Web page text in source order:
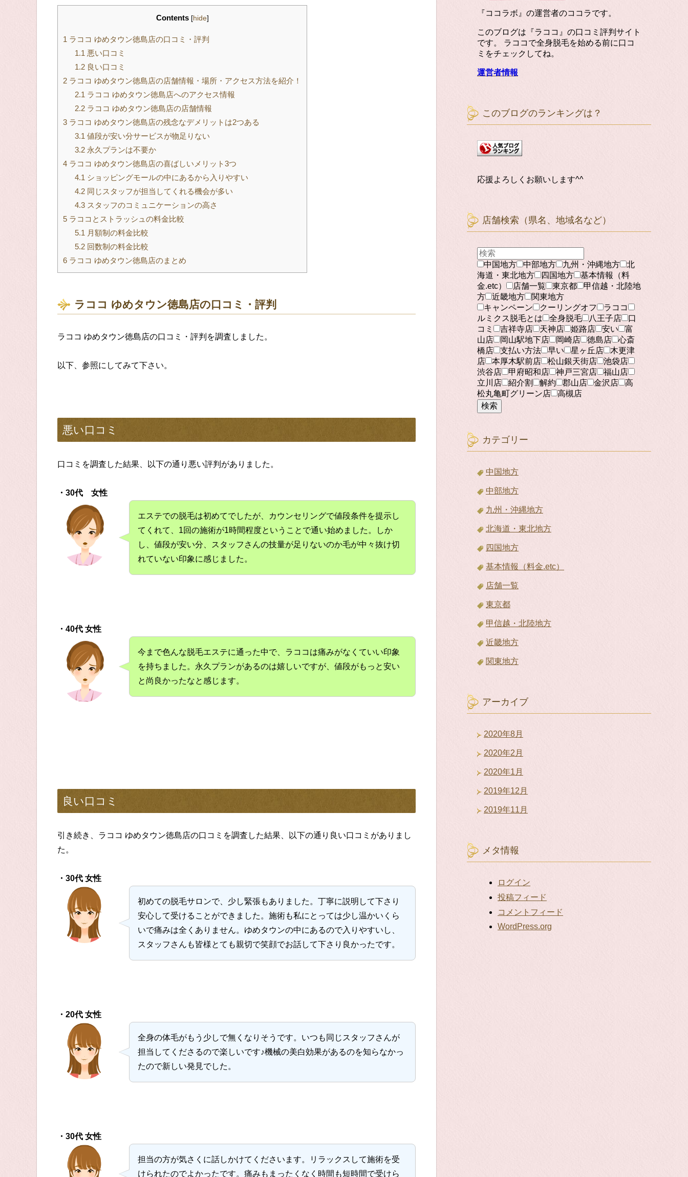
Contents [hide]
1 ラココ ゆめタウン徳島店の口コミ・評判
1.1 悪い口コミ
1.2良い口コミ
2 ラココ ゆめタウン徳島店の店舗情報・場所・アクセス方法を紹介！
2.1 ラココ ゆめタウン徳島店へのアクセス情報
2.2ラココ ゆめタウン徳島店の店舗情報
3 ラココ ゆめタウン徳島店の残念なデメリットは2つある
3.1 値段が安い分サービスが物足りない
3.2永久プランは不要か
4 ラココ ゆめタウン徳島店の喜ばしいメリット3つ
4.1 ショッピングモールの中にあるから入りやすい
4.2同じスタッフが担当してくれる機会が多い
4.3スタッフのコミュニケーションの高さ
5 ラココとストラッシュの料金比較
5.1 月額制の料金比較
5.2回数制の料金比較
6 ラココ ゆめタウン徳島店のまとめ
ラココ ゆめタウン徳島店の口コミ・評判
ラココ ゆめタウン徳島店の口コミ・評判を調査しました。
以下、参照にしてみて下さい。
悪い口コミ
口コミを調査した結果、以下の通り悪い評判がありました。
・30代 女性
エステでの脱毛は初めてでしたが、カウンセリングで値段条件を提示し
てくれて、1回の施術が1時間程度ということで通い始めました。しか
し、値段が安い分、スタッフさんの技量が足りないのか毛が中々抜け切
れていない印象に感じました。
・40代 女性
今まで色んな脱毛エステに通った中で、ラココは痛みがなくていい印象
を持ちました。永久プランがあるのは嬉しいですが、値段がもっと安い
と尚良かったなと感じます。
良い口コミ
引き続き、ラココ ゆめタウン徳島店の口コミを調査した結果、以下の通り良い口コミがありまし
た。
・30代 女性
初めての脱毛サロンで、少し緊張もありました。丁寧に説明して下さり
安心して受けることができました。施術も私にとっては少し温かいくら
いで痛みは全くありません。ゆめタウンの中にあるので入りやすいし、
スタッフさんも皆様とても親切で笑顔でお話して下さり良かったです。
・20代 女性
全身の体毛がもう少しで無くなりそうです。いつも同じスタッフさんが
担当してくださるので楽しいです♪機械の美白効果があるのを知らなかっ
たので新しい発見でした。
・30代 女性
担当の方が気さくに話しかけてくださいます。リラックスして施術を受
けられたのでよかったです。痛みもまったくなく時間も短時間で受けら
『ココラボ』の運営者のココラです。
このブログは『ラココ』の口コミ評判サイト
です。 ラココで全身脱毛を始める前に口コ
ミをチェックしてね。
運営者情報
このブログのランキングは？
応援よろしくお願いします^^
店舗検索（県名、地域名など）
中国地方 中部地方 九州・沖縄地方
北
海道・東北地方
四国地方
基本情報（料
金.etc）
店舗一覧 東京都
甲信越・北陸地
方
近畿地方
関東地方
キャンペーン
クーリングオフ
ラココ
ルミクス脱毛とは
全身脱毛 八王子店
口
コミ
吉祥寺店 天神店 姫路店 安い
富
山店
岡山駅地下店 岡崎店 徳島店
心斎
橋店
支払い方法 早い 星ヶ丘店
木更津
店
本厚木駅前店 松山銀天街店
池袋店
渋谷店
甲府昭和店 神戸三宮店
福山店
立川店
紹介割 解約 郡山店 金沢店
高
松丸亀町グリーン店
高槻店
検索
カテゴリー
中国地方
中部地方
九州・沖縄地方
北海道・東北地方
四国地方
基本情報（料金.etc）
店舗一覧
東京都
甲信越・北陸地方
近畿地方
関東地方
アーカイブ
2020年8月
2020年2月
2020年1月
2019年12月
2019年11月
メタ情報
ログイン
投稿フィード
コメントフィード
WordPress.org